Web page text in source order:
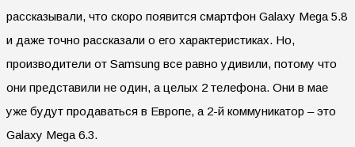
рассказывали, что скоро появится смартфон Galaxy Mega 5.8
и даже точно рассказали о его характеристиках. Но,
производители от Samsung все равно удивили, потому что
они представили не один, а целых 2 телефона. Они в мае
уже будут продаваться в Европе, а 2-й коммуникатор – это
Galaxy Mega 6.3.